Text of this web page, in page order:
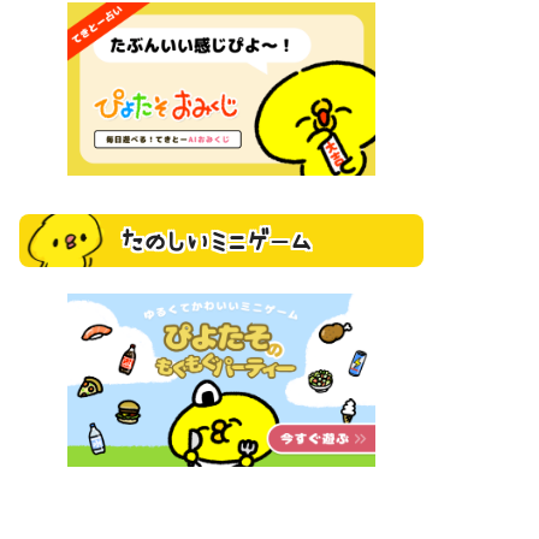
たのしいミニゲーム